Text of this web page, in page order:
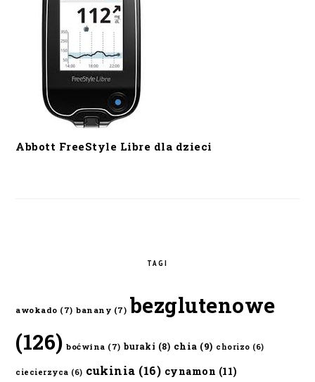
Abbott FreeStyle Libre dla dzieci
TAGI
awokado (7) banany (7) bezglutenowe
(126) boćwina (7) buraki (8) chia (9) chorizo (6)
ciecierzyca (6) cukinia (16) cynamon (11)